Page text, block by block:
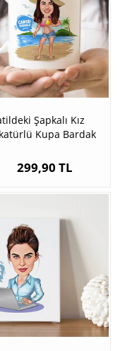
Şapkalı Kız
Kupa Bardak
299,90 TL